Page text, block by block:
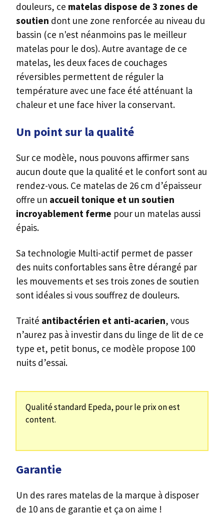
douleurs, ce matelas dispose de 3 zones de
soutien dont une zone renforcée au niveau du
bassin (ce n'est néanmoins pas le meilleur
matelas pour le dos). Autre avantage de ce
matelas, les deux faces de couchages
réversibles permettent de réguler la
température avec une face été atténuant la
chaleur et une face hiver la conservant.
Un point sur la qualité
Sur ce modèle, nous pouvons affirmer sans
aucun doute que la qualité et le confort sont au
rendez-vous. Ce matelas de 26 cm d’épaisseur
offre un accueil tonique et un soutien
incroyablement ferme pour un matelas aussi
épais.
Sa technologie Multi-actif permet de passer
des nuits confortables sans être dérangé par
les mouvements et ses trois zones de soutien
sont idéales si vous souffrez de douleurs.
Traité antibactérien et anti-acarien, vous
n’aurez pas à investir dans du linge de lit de ce
type et, petit bonus, ce modèle propose 100
nuits d’essai.
Qualité standard Epeda, pour le prix on est
content.
Garantie
Un des rares matelas de la marque à disposer
de 10 ans de garantie et ça on aime !